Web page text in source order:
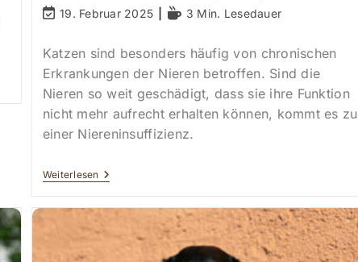
Autor:
Beitrag
geändert
19. Februar 2025 Lesedauer:
3 Min. Lesedauer
Katzen sind besonders häufig von chronischen
Erkrankungen der Nieren betroffen. Sind die
Nieren so weit geschädigt, dass sie ihre Funktion
nicht mehr aufrecht erhalten können, kommt es zu
einer Niereninsuffizienz.
WeiterlesenChronische
Katzen